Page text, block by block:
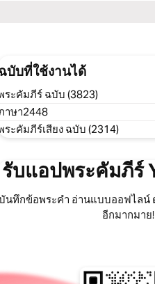
บับที่ใช้งานได้
ระคัมภีร์ ฉบับ (3823)
าษา2448
ระคัมภีร์เสียง ฉบับ (2314)
รับแอปพระคัมภีร์
นทึกข้อพระคำ อ่านแบบออฟไลน์
อีกมากมาย!